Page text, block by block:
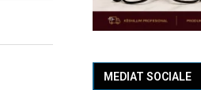
MEDIAT SOCIALE